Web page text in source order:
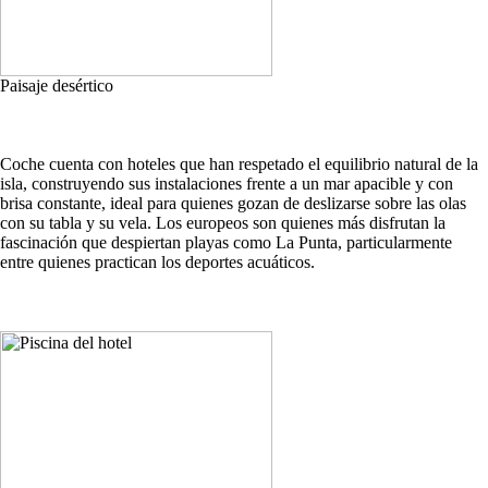
Paisaje desértico
Coche cuenta con hoteles que han respetado el equilibrio natural de la
isla, construyendo sus instalaciones frente a un mar apacible y con
brisa constante, ideal para quienes gozan de deslizarse sobre las olas
con su tabla y su vela. Los europeos son quienes más disfrutan la
fascinación que despiertan playas como La Punta, particularmente
entre quienes practican los deportes acuáticos.